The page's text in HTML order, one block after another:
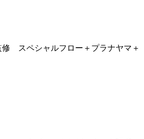
修 スペシャルフロー＋プラナヤマ＋